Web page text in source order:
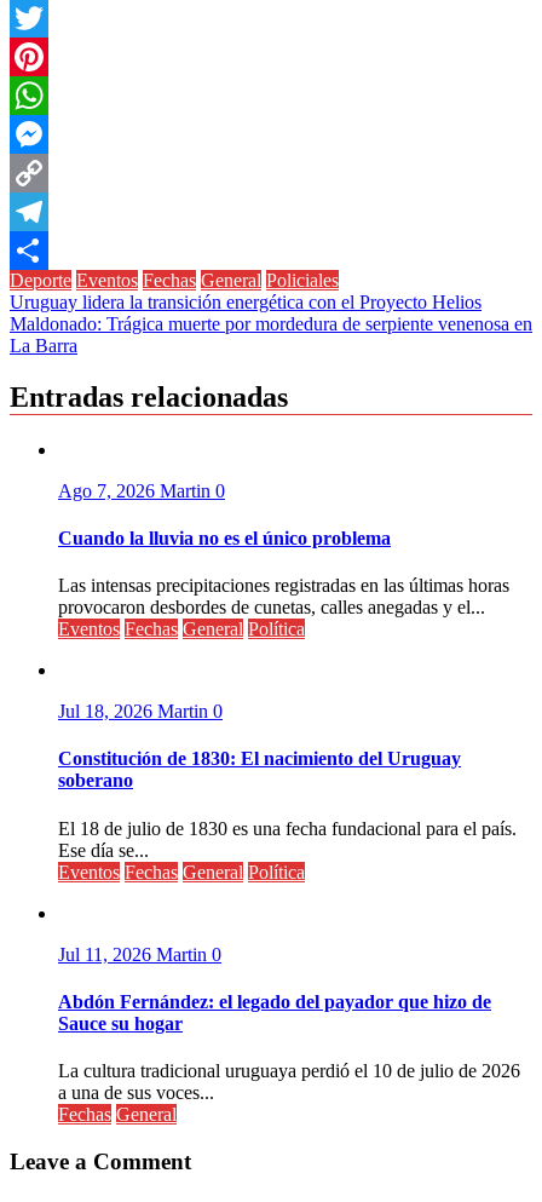
Facebook
Twitter
Pinterest
WhatsApp
Messenger
Copy
Link
Telegram
Compartir
Deporte Eventos Fechas General Policiales
Navegación
de
Uruguay lidera la transición energética con el Proyecto Helios
Maldonado: Trágica muerte por mordedura de serpiente venenosa en
La Barra
Entradas relacionadas
Ago 7, 2026 Martin 0
Cuando la lluvia no es el único problema
Las intensas precipitaciones registradas en las últimas horas
provocaron desbordes de cunetas, calles anegadas y el...
Eventos Fechas General Política
Jul 18, 2026 Martin 0
Constitución de 1830: El nacimiento del Uruguay
soberano
El 18 de julio de 1830 es una fecha fundacional para el país.
Ese día se...
Eventos Fechas General Política
Jul 11, 2026 Martin 0
Abdón Fernández: el legado del payador que hizo de
Sauce su hogar
La cultura tradicional uruguaya perdió el 10 de julio de 2026
a una de sus voces...
Fechas General
Leave a Comment